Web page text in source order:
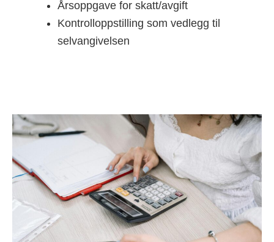
Årsoppgave for skatt/avgift
Kontrolloppstilling som vedlegg til
selvangivelsen